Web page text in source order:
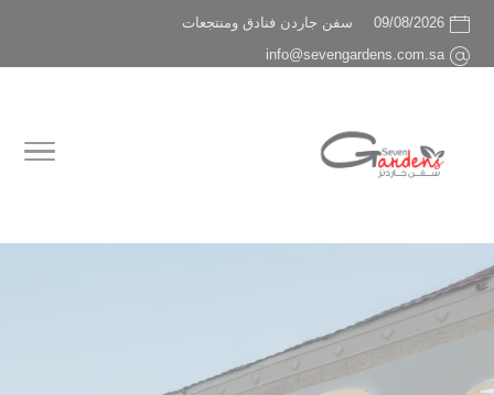
09/08/2026
سفن جاردن فنادق ومنتجعات
info@sevengardens.com.sa